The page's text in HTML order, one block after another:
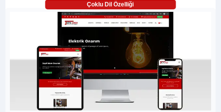
Çoklu Dil Özelliği